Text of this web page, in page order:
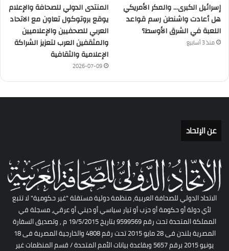
إسرائيل الكبرى… والمكر الأمريكي
هل أعادت واشنطن رسم قواعد
اللعبة في الشرق الأوسط؟
منذ 3 أسابيع
المنتدى الدولي للصحافة والإعلام
يوقع بروتوكول تعاون مع الاتحاد
العربي للصحفيين والإعلاميين
والمثقفين العرب لتعزيز الشراكة
الإعلامية والثقافية
2026-07-09
عن الإتحاد
الاتحاد الدولي للصحافة العربية، منظمة دولية مستقلة "غير حكومية" لا تتبع
لأي دولة أو حكومة أو حزب أو تيار سياسي أو ديني أو عرقي، مسجلة في
المملكة المتحدة تحت رقم 9599569 بتاريخ 19/5/2015 م , وتصديق السفارة
المصرية بلندن فى 28 مايو 2015 تحت رقم 4808 والخارجية المصرية فى 18
يونيو 2015 برقم 5657 وبقاعدة بيانات الأمم المتحدة / قسم المنظمات غير